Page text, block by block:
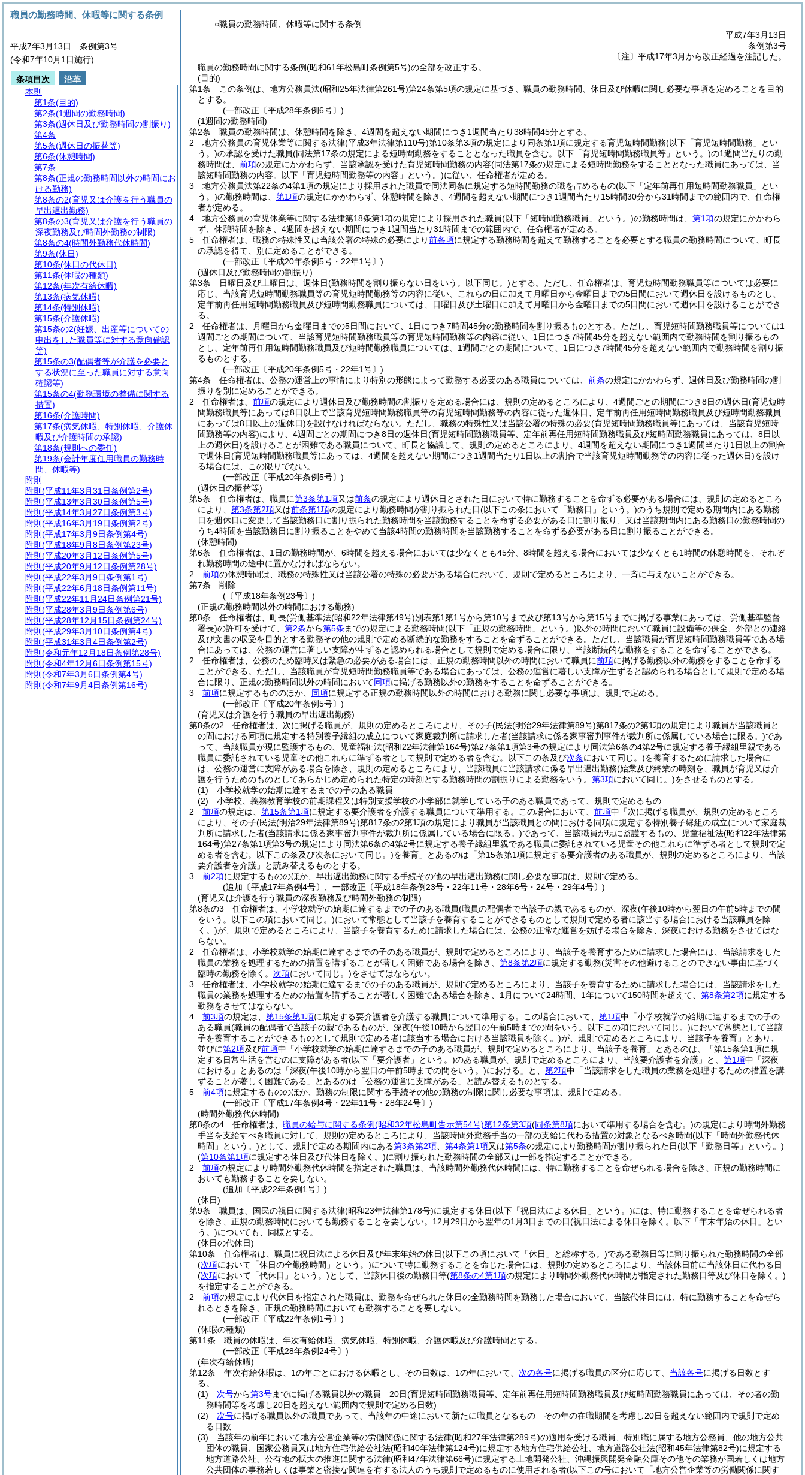
○職員の勤務時間、休暇等に関する条例
平成7年3月13日
条例第3号
〔注〕平成17年3月から改正経過を注記した。
職員の勤務時間に関する条例(昭和61年松島町条例第5号)の全部を改正する。
(目的)
第1条
この条例は、地方公務員法(昭和25年法律第261号)第24条第5項の規定に基づき、職員の勤務時間、休日及び休暇に関し必要な事項を定めることを目的
とする。
(一部改正〔平成28年条例6号〕)
(1週間の勤務時間)
第2条
職員の勤務時間は、休憩時間を除き、4週間を超えない期間につき1週間当たり38時間45分とする。
2
地方公務員の育児休業等に関する法律(平成3年法律第110号)第10条第3項の規定により同条第1項に規定する育児短時間勤務(以下「育児短時間勤務」とい
う。)の承認を受けた職員(同法第17条の規定による短時間勤務をすることとなった職員を含む。以下「育児短時間勤務職員等」という。)の1週間当たりの勤
務時間は、 前項の規定にかかわらず、当該承認を受けた育児短時間勤務の内容(同法第17条の規定による短時間勤務をすることとなった職員にあっては、当
該短時間勤務の内容。以下「育児短時間勤務等の内容」という。)に従い、任命権者が定める。
3
地方公務員法第22条の4第1項の規定により採用された職員で同法同条に規定する短時間勤務の職を占めるもの(以下「定年前再任用短時間勤務職員」とい
う。)の勤務時間は、 第1項の規定にかかわらず、休憩時間を除き、4週間を超えない期間につき1週間当たり15時間30分から31時間までの範囲内で、任命権
者が定める。
4
地方公務員の育児休業等に関する法律第18条第1項の規定により採用された職員(以下「短時間勤務職員」という。)の勤務時間は、 第1項の規定にかかわら
ず、休憩時間を除き、4週間を超えない期間につき1週間当たり31時間までの範囲内で、任命権者が定める。
5
任命権者は、職務の特殊性又は当該公署の特殊の必要により前各項に規定する勤務時間を超えて勤務することを必要とする職員の勤務時間について、町長
の承認を得て、別に定めることができる。
(一部改正〔平成20年条例5号・22年1号〕)
(週休日及び勤務時間の割振り)
第3条
日曜日及び土曜日は、週休日(勤務時間を割り振らない日をいう。以下同じ。)とする。 ただし、任命権者は、育児短時間勤務職員等については必要に
応じ、当該育児短時間勤務職員等の育児短時間勤務等の内容に従い、これらの日に加えて月曜日から金曜日までの5日間において週休日を設けるものとし、
定年前再任用短時間勤務職員及び短時間勤務職員については、日曜日及び土曜日に加えて月曜日から金曜日までの5日間において週休日を設けることができ
る。
2
任命権者は、月曜日から金曜日までの5日間において、1日につき7時間45分の勤務時間を割り振るものとする。 ただし、育児短時間勤務職員等については1
週間ごとの期間について、当該育児短時間勤務職員等の育児短時間勤務等の内容に従い、1日につき7時間45分を超えない範囲内で勤務時間を割り振るもの
とし、定年前再任用短時間勤務職員及び短時間勤務職員については、1週間ごとの期間について、1日につき7時間45分を超えない範囲内で勤務時間を割り振
るものとする。
(一部改正〔平成20年条例5号・22年1号〕)
第4条
任命権者は、公務の運営上の事情により特別の形態によって勤務する必要のある職員については、 前条の規定にかかわらず、週休日及び勤務時間の割
振りを別に定めることができる。
2
任命権者は、 前項の規定により週休日及び勤務時間の割振りを定める場合には、規則の定めるところにより、4週間ごとの期間につき8日の週休日(育児短時
間勤務職員等にあっては8日以上で当該育児短時間勤務職員等の育児短時間勤務等の内容に従った週休日、定年前再任用短時間勤務職員及び短時間勤務職員
にあっては8日以上の週休日)を設けなければならない。 ただし、職務の特殊性又は当該公署の特殊の必要(育児短時間勤務職員等にあっては、当該育児短時
間勤務等の内容)により、4週間ごとの期間につき8日の週休日(育児短時間勤務職員等、定年前再任用短時間勤務職員及び短時間勤務職員にあっては、8日以
上の週休日)を設けることが困難である職員について、町長と協議して、規則の定めるところにより、4週間を超えない期間につき1週間当たり1日以上の割合
で週休日(育児短時間勤務職員等にあっては、4週間を超えない期間につき1週間当たり1日以上の割合で当該育児短時間勤務等の内容に従った週休日)を設け
る場合には、この限りでない。
(一部改正〔平成20年条例5号〕)
(週休日の振替等)
第5条
任命権者は、職員に第3条第1項又は前条の規定により週休日とされた日において特に勤務することを命ずる必要がある場合には、規則の定めるところ
により、 第3条第2項又は前条第1項の規定により勤務時間が割り振られた日(以下この条において「勤務日」という。)のうち規則で定める期間内にある勤務
日を週休日に変更して当該勤務日に割り振られた勤務時間を当該勤務することを命ずる必要がある日に割り振り、又は当該期間内にある勤務日の勤務時間の
うち4時間を当該勤務日に割り振ることをやめて当該4時間の勤務時間を当該勤務することを命ずる必要がある日に割り振ることができる。
(休憩時間)
第6条
任命権者は、1日の勤務時間が、6時間を超える場合においては少なくとも45分、8時間を超える場合においては少なくとも1時間の休憩時間を、それぞ
れ勤務時間の途中に置かなければならない。
2
前項の休憩時間は、職務の特殊性又は当該公署の特殊の必要がある場合において、規則で定めるところにより、一斉に与えないことができる。
第7条
削除
(〔平成18年条例23号〕)
(正規の勤務時間以外の時間における勤務)
第8条
任命権者は、町長(労働基準法(昭和22年法律第49号)別表第1第1号から第10号まで及び第13号から第15号までに掲げる事業にあっては、労働基準監督
署長)の許可を受けて、 第2条から第5条 までの規定による勤務時間(以下「正規の勤務時間」という。)以外の時間において職員に設備等の保全、外部との連絡
及び文書の収受を目的とする勤務その他の規則で定める断続的な勤務をすることを命ずることができる。 ただし、当該職員が育児短時間勤務職員等である場
合にあっては、公務の運営に著しい支障が生ずると認められる場合として規則で定める場合に限り、当該断続的な勤務をすることを命ずることができる。
2
任命権者は、公務のため臨時又は緊急の必要がある場合には、正規の勤務時間以外の時間において職員に前項に掲げる勤務以外の勤務をすることを命ずる
ことができる。 ただし、当該職員が育児短時間勤務職員等である場合にあっては、公務の運営に著しい支障が生ずると認められる場合として規則で定める場
合に限り、正規の勤務時間以外の時間において同項に掲げる勤務以外の勤務をすることを命ずることができる。
3
前項に規定するもののほか、 同項に規定する正規の勤務時間以外の時間における勤務に関し必要な事項は、規則で定める。
(一部改正〔平成20年条例5号〕)
(育児又は介護を行う職員の早出遅出勤務)
第8条の2
任命権者は、次に掲げる職員が、規則の定めるところにより、その子(民法(明治29年法律第89号)第817条の2第1項の規定により職員が当該職員と
の間における同項に規定する特別養子縁組の成立について家庭裁判所に請求した者(当該請求に係る家事審判事件が裁判所に係属している場合に限る。)であ
って、当該職員が現に監護するもの、児童福祉法(昭和22年法律第164号)第27条第1項第3号の規定により同法第6条の4第2号に規定する養子縁組里親である
職員に委託されている児童その他これらに準ずる者として規則で定める者を含む。以下この条及び次条において同じ。)を養育するために請求した場合に
は、公務の運営に支障がある場合を除き、規則の定めるところにより、当該職員に当該請求に係る早出遅出勤務(始業及び終業の時刻を、職員が育児又は介
護を行うためのものとしてあらかじめ定められた特定の時刻とする勤務時間の割振りによる勤務をいう。 第3項において同じ。)をさせるものとする。
(1)
小学校就学の始期に達するまでの子のある職員
(2)
小学校、義務教育学校の前期課程又は特別支援学校の小学部に就学している子のある職員であって、規則で定めるもの
2
前項の規定は、 第15条第1項に規定する要介護者を介護する職員について準用する。 この場合において、 前項中「次に掲げる職員が、規則の定めるところ
により、その子(民法(明治29年法律第89号)第817条の2第1項の規定により職員が当該職員との間における同項に規定する特別養子縁組の成立について家庭裁
判所に請求した者(当該請求に係る家事審判事件が裁判所に係属している場合に限る。)であって、当該職員が現に監護するもの、児童福祉法(昭和22年法律第
164号)第27条第1項第3号の規定により同法第6条の4第2号に規定する養子縁組里親である職員に委託されている児童その他これらに準ずる者として規則で定
める者を含む。以下この条及び次条において同じ。)を養育」とあるのは「第15条第1項に規定する要介護者のある職員が、規則の定めるところにより、当該
要介護者を介護」と読み替えるものとする。
3
前2項に規定するもののほか、早出遅出勤務に関する手続その他の早出遅出勤務に関し必要な事項は、規則で定める。
(追加〔平成17年条例4号〕、一部改正〔平成18年条例23号・22年11号・28年6号・24号・29年4号〕)
(育児又は介護を行う職員の深夜勤務及び時間外勤務の制限)
第8条の3
任命権者は、小学校就学の始期に達するまでの子のある職員(職員の配偶者で当該子の親であるものが、深夜(午後10時から翌日の午前5時までの間
をいう。以下この項において同じ。)において常態として当該子を養育することができるものとして規則で定める者に該当する場合における当該職員を除
く。)が、規則で定めるところにより、当該子を養育するために請求した場合には、公務の正常な運営を妨げる場合を除き、深夜における勤務をさせてはな
らない。
2
任命権者は、小学校就学の始期に達するまでの子のある職員が、規則で定めるところにより、当該子を養育するために請求した場合には、当該請求をした
職員の業務を処理するための措置を講ずることが著しく困難である場合を除き、 第8条第2項に規定する勤務(災害その他避けることのできない事由に基づく
臨時の勤務を除く。 次項において同じ。)をさせてはならない。
3
任命権者は、小学校就学の始期に達するまでの子のある職員が、規則で定めるところにより、当該子を養育するために請求した場合には、当該請求をした
職員の業務を処理するための措置を講ずることが著しく困難である場合を除き、1月について24時間、1年について150時間を超えて、 第8条第2項に規定する
勤務をさせてはならない。
4
前3項の規定は、 第15条第1項に規定する要介護者を介護する職員について準用する。 この場合において、 第1項中「小学校就学の始期に達するまでの子の
ある職員(職員の配偶者で当該子の親であるものが、深夜(午後10時から翌日の午前5時までの間をいう。以下この項において同じ。)において常態として当該
子を養育することができるものとして規則で定める者に該当する場合における当該職員を除く。)が、規則で定めるところにより、当該子を養育」とあり、
並びに第2項及び前項中「小学校就学の始期に達するまでの子のある職員が、規則で定めるところにより、当該子を養育」とあるのは、「第15条第1項に規
定する日常生活を営むのに支障がある者(以下「要介護者」という。)のある職員が、規則で定めるところにより、当該要介護者を介護」と、 第1項中「深夜
における」とあるのは「深夜(午後10時から翌日の午前5時までの間をいう。)における」と、 第2項中「当該請求をした職員の業務を処理するための措置を講
ずることが著しく困難である」とあるのは「公務の運営に支障がある」と読み替えるものとする。
5
前4項に規定するもののほか、勤務の制限に関する手続その他の勤務の制限に関し必要な事項は、規則で定める。
(一部改正〔平成17年条例4号・22年11号・28年24号〕)
(時間外勤務代休時間)
第8条の4
任命権者は、 職員の給与に関する条例(昭和32年松島町告示第54号)第12条第3項(同条第8項において準用する場合を含む。)の規定により時間外勤務
手当を支給すべき職員に対して、規則の定めるところにより、当該時間外勤務手当の一部の支給に代わる措置の対象となるべき時間(以下「時間外勤務代休
時間」という。)として、規則で定める期間内にある第3条第2項 第4条第1項又は第5条の規定により勤務時間が割り振られた日(以下「勤務日等」という。)
(第10条第1項に規定する休日及び代休日を除く。)に割り振られた勤務時間の全部又は一部を指定することができる。
2
前項の規定により時間外勤務代休時間を指定された職員は、当該時間外勤務代休時間には、特に勤務することを命ぜられる場合を除き、正規の勤務時間に
おいても勤務することを要しない。
(追加〔平成22年条例1号〕)
(休日)
第9条
職員は、国民の祝日に関する法律(昭和23年法律第178号)に規定する休日(以下「祝日法による休日」という。)には、特に勤務することを命ぜられる者
を除き、正規の勤務時間においても勤務することを要しない。 12月29日から翌年の1月3日までの日(祝日法による休日を除く。以下「年末年始の休日」とい
う。)についても、同様とする。
(休日の代休日)
第10条
任命権者は、職員に祝日法による休日及び年末年始の休日(以下この項において「休日」と総称する。)である勤務日等に割り振られた勤務時間の全部
(次項において「休日の全勤務時間」という。)について特に勤務することを命じた場合には、規則の定めるところにより、当該休日前に当該休日に代わる日
(次項において「代休日」という。)として、当該休日後の勤務日等(第8条の4第1項の規定により時間外勤務代休時間が指定された勤務日等及び休日を除く。)
を指定することができる。
2
前項の規定により代休日を指定された職員は、勤務を命ぜられた休日の全勤務時間を勤務した場合において、当該代休日には、特に勤務することを命ぜら
れるときを除き、正規の勤務時間においても勤務することを要しない。
(一部改正〔平成22年条例1号〕)
(休暇の種類)
第11条
職員の休暇は、年次有給休暇、病気休暇、特別休暇、介護休暇及び介護時間とする。
(一部改正〔平成28年条例24号〕)
(年次有給休暇)
第12条
年次有給休暇は、1の年ごとにおける休暇とし、その日数は、1の年において、 次の各号に掲げる職員の区分に応じて、 当該各号に掲げる日数とす
る。
(1)
次号から第3号までに掲げる職員以外の職員 20日(育児短時間勤務職員等、定年前再任用短時間勤務職員及び短時間勤務職員にあっては、その者の勤
務時間等を考慮し20日を超えない範囲内で規則で定める日数)
(2)
次号に掲げる職員以外の職員であって、当該年の中途において新たに職員となるもの その年の在職期間を考慮し20日を超えない範囲内で規則で定め
る日数
(3)
当該年の前年において地方公営企業等の労働関係に関する法律(昭和27年法律第289号)の適用を受ける職員、特別職に属する地方公務員、他の地方公共
団体の職員、国家公務員又は地方住宅供給公社法(昭和40年法律第124号)に規定する地方住宅供給公社、地方道路公社法(昭和45年法律第82号)に規定する
地方道路公社、公有地の拡大の推進に関する法律(昭和47年法律第66号)に規定する土地開発公社、沖縄振興開発金融公庫その他その業務が国若しくは地方
公共団体の事務若しくは事業と密接な関連を有する法人のうち規則で定めるものに使用される者(以下この号において「地方公営企業等の労働関係に関す
職員の勤務時間、休暇等に関する条例
平成7年3月13日 条例第3号
(令和7年10月1日施行)
条項目次
沿革
本則
第1条(目的)
第2条(1週間の勤務時間)
第3条(週休日及び勤務時間の割振り)
第4条
第5条(週休日の振替等)
第6条(休憩時間)
第7条
第8条(正規の勤務時間以外の時間にお
ける勤務)
第8条の2(育児又は介護を行う職員の
早出遅出勤務)
第8条の3(育児又は介護を行う職員の
深夜勤務及び時間外勤務の制限)
第8条の4(時間外勤務代休時間)
第9条(休日)
第10条(休日の代休日)
第11条(休暇の種類)
第12条(年次有給休暇)
第13条(病気休暇)
第14条(特別休暇)
第15条(介護休暇)
第15条の2(妊娠、出産等についての
申出をした職員等に対する意向確認
等)
第15条の3(配偶者等が介護を必要と
する状況に至った職員に対する意向
確認等)
第15条の4(勤務環境の整備に関する
措置)
第16条(介護時間)
第17条(病気休暇、特別休暇、介護休
暇及び介護時間の承認)
第18条(規則への委任)
第19条(会計年度任用職員の勤務時
間、休暇等)
附則
附則 (平成11年3月31日条例第2号)
附則 (平成13年3月30日条例第5号)
附則 (平成14年3月27日条例第3号)
附則 (平成16年3月19日条例第2号)
附則 (平成17年3月9日条例第4号)
附則 (平成18年9月8日条例第23号)
附則 (平成20年3月12日条例第5号)
附則 (平成20年9月12日条例第28号)
附則 (平成22年3月9日条例第1号)
附則 (平成22年6月18日条例第11号)
附則 (平成22年11月24日条例第21号)
附則 (平成28年3月9日条例第6号)
附則 (平成28年12月15日条例第24号)
附則 (平成29年3月10日条例第4号)
附則 (平成31年3月4日条例第2号)
附則 (令和元年12月18日条例第28号)
附則 (令和4年12月6日条例第15号)
附則 (令和7年3月6日条例第4号)
附則 (令和7年9月4日条例第16号)